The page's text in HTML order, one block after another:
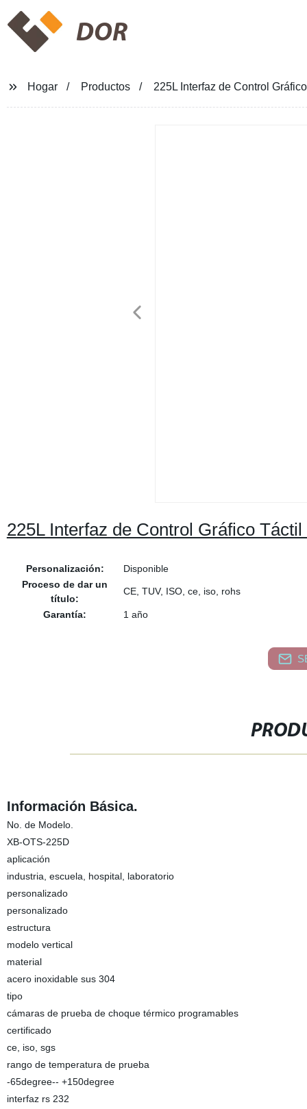
DOR
Hogar Productos 225L Interfaz de Control
225L Interfaz de Control Gráfico
Personalización:
Disponible
Proceso de dar un
título:
CE, TUV, ISO, ce, iso, rohs
Garantía: 1 año
Información Básica.
No. de Modelo.
XB-OTS-225D
aplicación
industria, escuela, hospital, laboratorio
personalizado
personalizado
estructura
modelo vertical
material
acero inoxidable sus 304
tipo
cámaras de prueba de choque térmico programables
certificado
ce, iso, sgs
rango de temperatura de prueba
-65degree-- +150degree
interfaz rs 232